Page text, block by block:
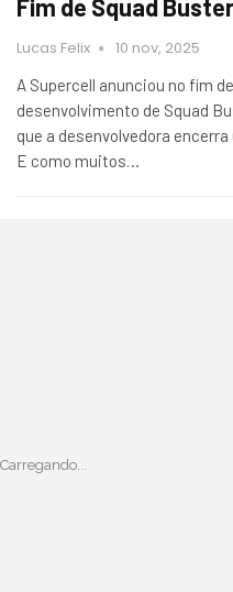
Fim de Squad
Lucas Felix 10 nov, 2025
A Supercell anunciou no fim
desenvolvimento de Squad
que a desenvolvedora
E como muitos…
Carregando...